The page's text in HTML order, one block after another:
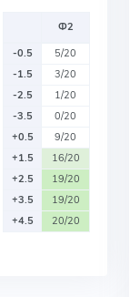
Ф2
-0.5
5/20
-1.5
3/20
-2.5
1/20
-3.5
0/20
+0.5
9/20
+1.5
16/20
+2.5
19/20
+3.5
19/20
+4.5
20/20